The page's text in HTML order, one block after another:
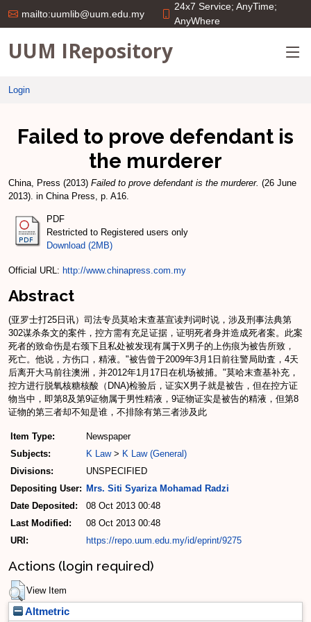
mailto:uumlib@uum.edu.my
24x7 Service; AnyTime;
AnyWhere
UUM IRepository
Login
Failed to prove defendant is
the murderer
China, Press (2013) Failed to prove defendant is the murderer. (26 June
2013). in China Press, p. A16.
PDF
Restricted to Registered users only
Download (2MB)
Official URL: http://www.chinapress.com.my
Abstract
(亚罗士打25日讯）司法专员莫哈末查基宣读判词时说，涉及刑事法典第
302谋杀条文的案件，控方需有充足证据，证明死者身并造成死者案。此案
死者的致命伤是右颈下且私处被发现有属于X男子的上伤痕为被告所致，
死亡。他说，方伤口，精液。"被告曾于2009年3月1日前往警局助査，4天
后离开大马前往澳洲，并2012年1月17日在机场被捕。"莫哈末查基补充，
控方进行脱氧核糖核酸（DNA)检验后，证实X男子就是被告，但在控方证
物当中，即第8及第9证物属于男性精液，9证物证实是被告的精液，但第8
证物的第三者却不知是谁，不排除有第三者涉及此
Item Type:
Newspaper
Subjects:
K Law> K Law (General)
Divisions:
UNSPECIFIED
Depositing User: Mrs. Siti Syariza Mohamad Radzi
Date Deposited:
08 Oct 2013 00:48
Last Modified:
08 Oct 2013 00:48
URI:
https://repo.uum.edu.my/id/eprint/9275
Actions (login required)
View Item
Altmetric